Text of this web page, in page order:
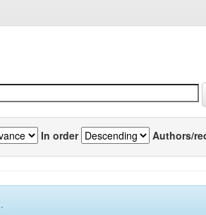
In order Authors/